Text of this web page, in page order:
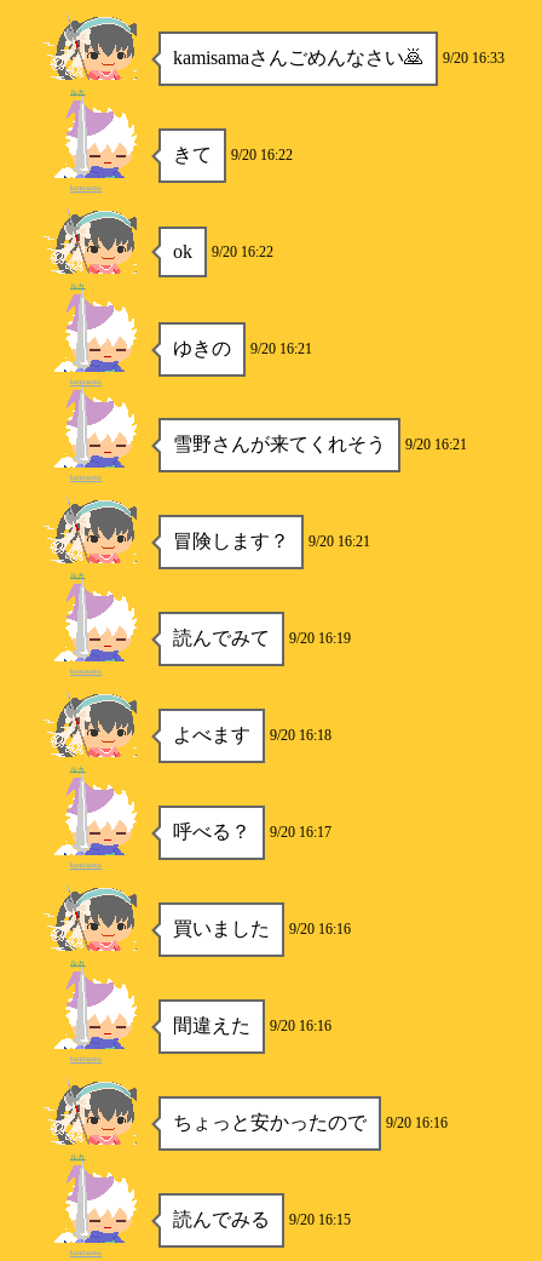
kamisamaさんごめんなさい🙇 9/20 16:33
ルカ
きて 9/20 16:22
kamisama
ok 9/20 16:22
ルカ
ゆきの 9/20 16:21
kamisama
雪野さんが来てくれそう 9/20 16:21
kamisama
冒険します？ 9/20 16:21
ルカ
読んでみて 9/20 16:19
kamisama
よべます 9/20 16:18
ルカ
呼べる？ 9/20 16:17
kamisama
買いました 9/20 16:16
ルカ
間違えた 9/20 16:16
kamisama
ちょっと安かったので 9/20 16:16
ルカ
読んでみる 9/20 16:15
kamisama